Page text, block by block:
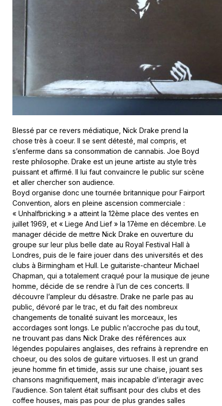
Blessé par ce revers médiatique, Nick Drake prend la
chose très à coeur. Il se sent détesté, mal compris, et
s’enferme dans sa consommation de cannabis. Joe Boyd
reste philosophe. Drake est un jeune artiste au style très
puissant et affirmé. Il lui faut convaincre le public sur scène
et aller chercher son audience.
Boyd organise donc une tournée britannique pour Fairport
Convention, alors en pleine ascension commerciale :
« Unhalfbricking » a atteint la 12ème place des ventes en
juillet 1969, et « Liege And Lief » la 17ème en décembre. Le
manager décide de mettre Nick Drake en ouverture du
groupe sur leur plus belle date au Royal Festival Hall à
Londres, puis de le faire jouer dans des universités et des
clubs à Birmingham et Hull. Le guitariste-chanteur Michael
Chapman, qui a totalement craqué pour la musique de jeune
homme, décide de se rendre à l’un de ces concerts. Il
découvre l’ampleur du désastre. Drake ne parle pas au
public, dévoré par le trac, et du fait des nombreux
changements de tonalité suivant les morceaux, les
accordages sont longs. Le public n’accroche pas du tout,
ne trouvant pas dans Nick Drake des références aux
légendes populaires anglaises, des refrains à reprendre en
choeur, ou des solos de guitare virtuoses. Il est un grand
jeune homme fin et timide, assis sur une chaise, jouant ses
chansons magnifiquement, mais incapable d’interagir avec
l’audience. Son talent était suffisant pour des clubs et des
coffee houses, mais pas pour de plus grandes salles